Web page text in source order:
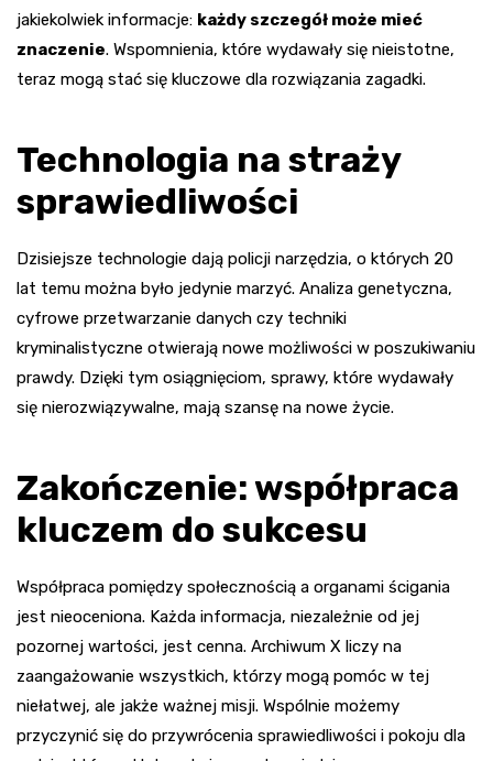
jakiekolwiek informacje: każdy szczegół może mieć
znaczenie. Wspomnienia, które wydawały się nieistotne,
teraz mogą stać się kluczowe dla rozwiązania zagadki.
Technologia na straży
sprawiedliwości
Dzisiejsze technologie dają policji narzędzia, o których 20
lat temu można było jedynie marzyć. Analiza genetyczna,
cyfrowe przetwarzanie danych czy techniki
kryminalistyczne otwierają nowe możliwości w poszukiwaniu
prawdy. Dzięki tym osiągnięciom, sprawy, które wydawały
się nierozwiązywalne, mają szansę na nowe życie.
Zakończenie: współpraca
kluczem do sukcesu
Współpraca pomiędzy społecznością a organami ścigania
jest nieoceniona. Każda informacja, niezależnie od jej
pozornej wartości, jest cenna. Archiwum X liczy na
zaangażowanie wszystkich, którzy mogą pomóc w tej
niełatwej, ale jakże ważnej misji. Wspólnie możemy
przyczynić się do przywrócenia sprawiedliwości i pokoju dla